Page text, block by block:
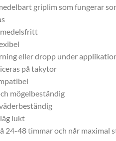
griplim som fungerar
eller dropp under
på takytor
mögelbeständig
lukt
24-48 timmar och når maximal